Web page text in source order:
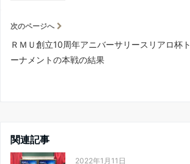
次のページへ
ＲＭＵ創立10周年アニバーサリースリアロ杯ト
ーナメントの本戦の結果
関連記事
2022年1月11日